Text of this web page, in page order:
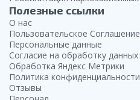
Полезные ссылки
О нас
Пользовательское Соглашение
Персональные данные
Согласие на обработку данных
Обработка Яндекс Метрики
Политика конфиденциальности
Отзывы